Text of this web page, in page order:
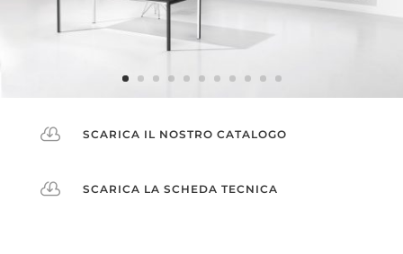
 SCARICA IL NOSTRO CATALOGO
 SCARICA LA SCHEDA TECNICA